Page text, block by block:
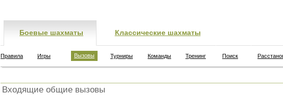
Боевые шахматы Классические шахматы
Правила Игры Вызовы Турниры Команды Тренинг Поиск
Входящие общие вызовы